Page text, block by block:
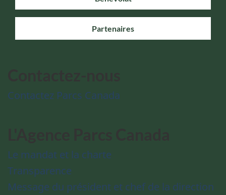
Partenaires
Contactez Parcs Canada
Le mandat et la charte
Transparence
Message du président et chef de la direction